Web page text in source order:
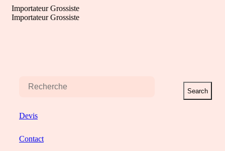
Aller
Importateur Grossiste
Importateur Grossiste
Search
Devis
Contact